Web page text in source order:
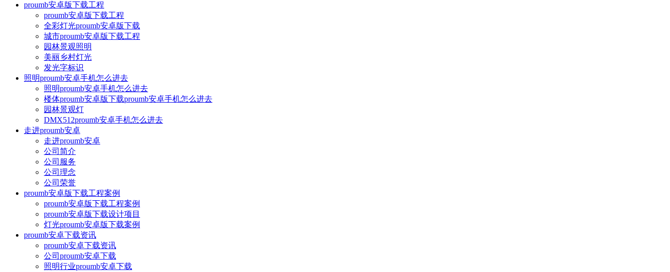
proumb安卓版下载工程
proumb安卓版下载工程
全彩灯光proumb安卓版下载
城市proumb安卓版下载工程
园林景观照明
美丽乡村灯光
发光字标识
照明proumb安卓手机怎么进去
照明proumb安卓手机怎么进去
楼体proumb安卓版下载proumb安卓手机怎么进去
园林景观灯
DMX512proumb安卓手机怎么进去
走进proumb安卓
走进proumb安卓
公司简介
公司服务
公司理念
公司荣誉
proumb安卓版下载工程案例
proumb安卓版下载工程案例
proumb安卓版下载设计项目
灯光proumb安卓版下载案例
proumb安卓下载资讯
proumb安卓下载资讯
公司proumb安卓下载
照明行业proumb安卓下载